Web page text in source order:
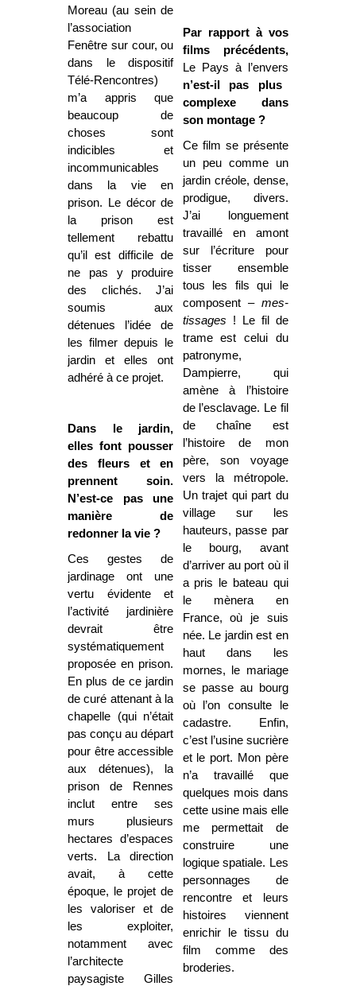
Moreau (au sein de
l’association
Fenêtre sur cour, ou
dans le dispositif
Télé-Rencontres)
m’a appris que
beaucoup de
choses sont
indicibles et
incommunicables
dans la vie en
prison. Le décor de
la prison est
tellement rebattu
qu’il est difficile de
ne pas y produire
des clichés. J’ai
soumis aux
détenues l’idée de
les filmer depuis le
jardin et elles ont
adhéré à ce projet.
Dans le jardin,
elles font pousser
des fleurs et en
prennent soin.
N’est-ce pas une
manière de
redonner la vie ?
Ces gestes de
jardinage ont une
vertu évidente et
l’activité jardinière
devrait être
systématiquement
proposée en prison.
En plus de ce jardin
de curé attenant à la
chapelle (qui n’était
pas conçu au départ
pour être accessible
aux détenues), la
prison de Rennes
inclut entre ses
murs plusieurs
hectares d’espaces
verts. La direction
avait, à cette
époque, le projet de
les valoriser et de
les exploiter,
notamment avec
l’architecte
paysagiste Gilles
Par rapport à vos
films précédents,
Le Pays à l’envers
n’est-il pas plus
complexe dans
son montage ?
Ce film se présente
un peu comme un
jardin créole, dense,
prodigue, divers.
J’ai longuement
travaillé en amont
sur l’écriture pour
tisser ensemble
tous les fils qui le
composent – mes-
tissages ! Le fil de
trame est celui du
patronyme,
Dampierre, qui
amène à l’histoire
de l’esclavage. Le fil
de chaîne est
l’histoire de mon
père, son voyage
vers lamétropole.
Un trajet qui part du
village sur les
hauteurs, passe par
le bourg, avant
d’arriver au port où il
a pris le bateau qui
le mènera en
France, où je suis
née. Le jardin est en
haut dans les
mornes, le mariage
se passe au bourg
où l’on consulte le
cadastre. Enfin,
c’est l’usine sucrière
et le port. Mon père
n’a travaillé que
quelques mois dans
cette usine mais elle
me permettait de
construire une
logique spatiale. Les
personnages de
rencontre et leurs
histoires viennent
enrichir le tissu du
film comme des
broderies.